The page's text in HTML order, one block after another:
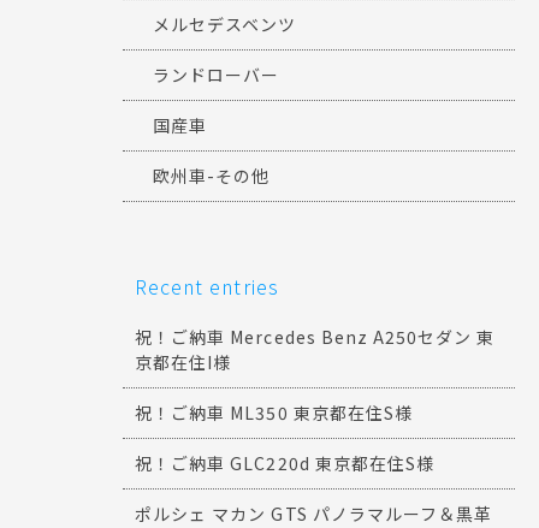
メルセデスベンツ
ランドローバー
国産車
欧州車-その他
Recent entries
祝！ご納車 Mercedes Benz A250セダン 東
京都在住I様
祝！ご納車 ML350 東京都在住S様
祝！ご納車 GLC220d 東京都在住S様
ポルシェ マカン GTS パノラマルーフ＆黒革